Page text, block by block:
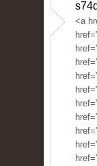
<a